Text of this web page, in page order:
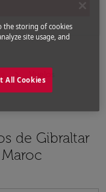
Vuelos
de Gibraltar
the storing of cookies
site usage, and
All Cookies